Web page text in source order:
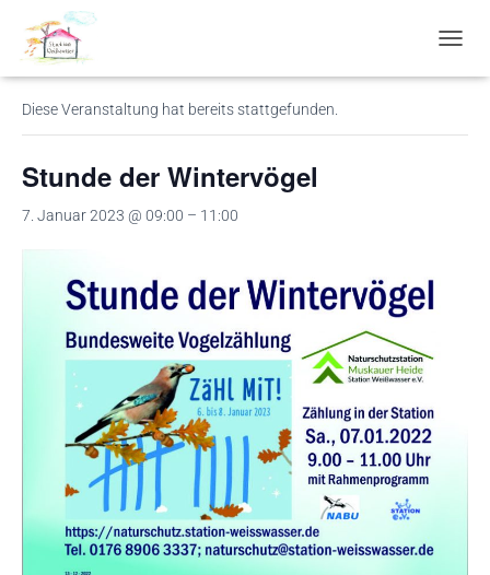
A
G
« Alle Veranstaltungen
Diese Veranstaltung hat bereits stattgefunden.
Stunde der Wintervögel
7. Januar 2023 @ 09:00 – 11:00